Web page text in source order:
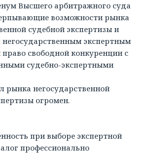
Высшего арбитражного суда
возможности рынка
судебной экспертизы и
негосударственным экспертным
свободной конкуренции с
судебно-экспертными
рынка негосударственной
огромен.
при выборе экспертной
профессионально